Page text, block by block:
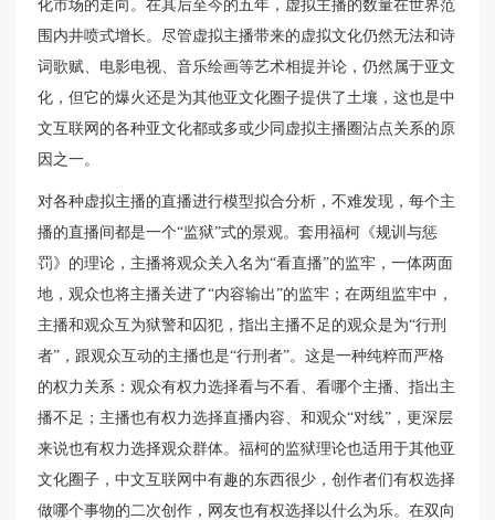
化市场的走向。在其后至今的五年，虚拟主播的数量在世界范
围内井喷式增长。尽管虚拟主播带来的虚拟文化仍然无法和诗
词歌赋、电影电视、音乐绘画等艺术相提并论，仍然属于亚文
化，但它的爆火还是为其他亚文化圈子提供了土壤，这也是中
文互联网的各种亚文化都或多或少同虚拟主播圈沾点关系的原
因之一。
对各种虚拟主播的直播进行模型拟合分析，不难发现，每个主
播的直播间都是一个“监狱”式的景观。套用福柯《规训与惩
罚》的理论，主播将观众关入名为“看直播”的监牢，一体两面
地，观众也将主播关进了“内容输出”的监牢；在两组监牢中，
主播和观众互为狱警和囚犯，指出主播不足的观众是为“行刑
者”，跟观众互动的主播也是“行刑者”。这是一种纯粹而严格
的权力关系：观众有权力选择看与不看、看哪个主播、指出主
播不足；主播也有权力选择直播内容、和观众“对线”，更深层
来说也有权力选择观众群体。福柯的监狱理论也适用于其他亚
文化圈子，中文互联网中有趣的东西很少，创作者们有权选择
做哪个事物的二次创作，网友也有权选择以什么为乐。在双向